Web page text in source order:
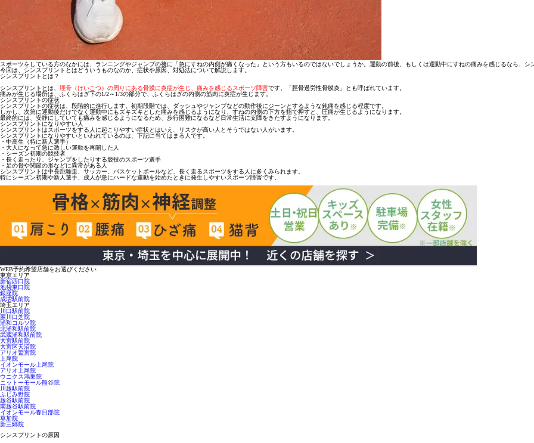
スポーツをしている方のなかには、ランニングやジャンプの後に「急にすねの内側が痛くなった」という方もいるのではないでしょうか。運動の前後、もしくは運動中にすねの痛みを感じるなら、シ
今回は、シンスプリントとはどういうものなのか、症状や原因、対処法について解説します。
シンスプリントとは？
シンスプリントとは、 脛骨（けいこつ）の周りにある骨膜に炎症が生じ、痛みを感じるスポーツ障害です。「脛骨過労性骨膜炎」とも呼ばれています。
痛みが生じる場所は、
ふくらはぎ下の1/2～1/3の部分で、ふくらはぎの内側の筋肉に炎症が生じます。
シンスプリントの症状
シンスプリントの症状は、段階的に進行します。初期段階では、 ダッシュやジャンプなどの動作後にジーンとするような鈍痛を感じる程度です。
しかし、次第に運動後だけでなく 運動中にもズキズキとした痛みを感じる ようになり、すねの内側の下方を指で押すと、 圧痛が生じる ようになります。
最終的には、 安静にしていても痛みを感じるようになるため、歩行困難になるなど日常生活に支障をきたすようになります。
シンスプリントになりやすい人
シンスプリントはスポーツをする人に起こりやすい症状とはいえ、リスクが高い人とそうではない人がいます。
シンスプリントになりやすいといわれているのは、下記に当てはまる人です。
・中高生（特に新人選手）
・大人になって急に激しい運動を再開した人
・シーズン初期の競技者
・長く走ったり、ジャンプをしたりする競技のスポーツ選手
・足の骨や関節の形などに異常がある人
シンスプリントは中長距離走、サッカー、バスケットボールなど、長く走るスポーツをする人に多くみられます。
特にシーズン初期や新人選手、成人が急にハードな運動を始めたときに発生しやすいスポーツ障害です。
WEB予約希望店舗をお選びください
東京エリア
新宿西口院
池袋東口院
銀座院
成増駅前院
埼玉エリア
川口駅前院
蕨川口芝院
浦和コルソ院
北浦和駅前院
武蔵浦和駅前院
大宮駅前院
大宮区天沼院
アリオ鷲宮院
上尾院
イオンモール上尾院
アリオ上尾院
ウニクス鴻巣院
ニットーモール熊谷院
川越駅前院
ふじみ野院
越谷駅前院
南越谷駅前院
イオンモール春日部院
草加院
新三郷院
シンスプリントの原因